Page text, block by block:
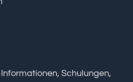
Schulungen,